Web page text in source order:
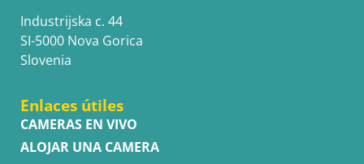
Industrijska c. 44
SI-5000 Nova Gorica
Slovenia
Enlaces útiles
CAMERAS EN VIVO
ALOJAR UNA CAMERA